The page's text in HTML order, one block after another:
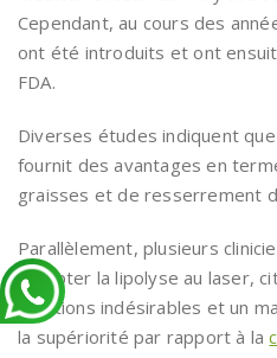
Cependant, au cours des
ont été introduits et ont
FDA.
Diverses études indiquent
fournit des avantages en
graisses et de resserrement
Parallèlement, plusieurs
accepter la lipolyse au laser,
réactions indésirables et un
la supériorité par rapport à la